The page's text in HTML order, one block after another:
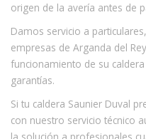
origen de la avería antes de
Damos servicio a
empresas de Arganda del
funcionamiento de su
garantías.
Si tu caldera Saunier Duval
con nuestro servicio técnico